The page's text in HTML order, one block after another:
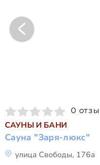
0
САУНЫ И БАНИ
Сауна "Заря-люкс"
улица Свободы, 176а